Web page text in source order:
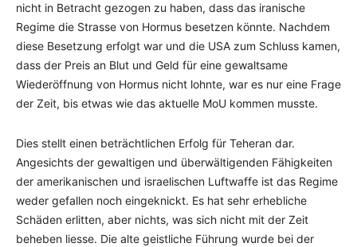
nicht in Betracht gezogen zu haben, dass das iranische
Regime die Strasse von Hormus besetzen könnte. Nachdem
diese Besetzung erfolgt war und die USA zum Schluss kamen,
dass der Preis an Blut und Geld für eine gewaltsame
Wiederöffnung von Hormus nicht lohnte, war es nur eine Frage
der Zeit, bis etwas wie das aktuelle MoU kommen musste.
Dies stellt einen beträchtlichen Erfolg für Teheran dar.
Angesichts der gewaltigen und überwältigenden Fähigkeiten
der amerikanischen und israelischen Luftwaffe ist das Regime
weder gefallen noch eingeknickt. Es hat sehr erhebliche
Schäden erlitten, aber nichts, was sich nicht mit der Zeit
beheben liesse. Die alte geistliche Führung wurde bei der